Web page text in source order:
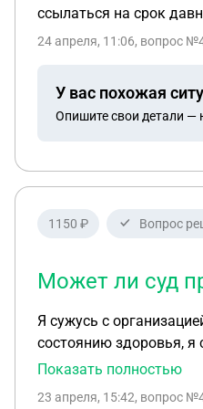
ссылаться на срок
24 апреля, 11:06, вопрос
У вас похожая
Опишите свои детали —
1150 ₽ Вопрос
Может ли суд
Я сужусь с
состоянию здоровья, я считаю заключение не верным и ошибочным. В предварительному судебном заседании судья
экспертизу в течении
Показать полностью
23 апреля, 15:42, вопрос